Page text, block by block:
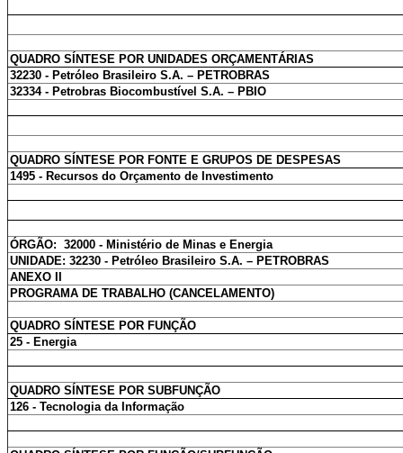
QUADRO SÍNTESE POR UNIDADES ORÇAMENTÁRIAS
32230 - Petróleo Brasileiro S.A. – PETROBRAS
32334 - Petrobras Biocombustível S.A. – PBIO
QUADRO SÍNTESE POR FONTE E GRUPOS DE DESPESAS
1495 - Recursos do Orçamento de Investimento
ÓRGÃO: 32000 - Ministério de Minas e Energia
UNIDADE: 32230 - Petróleo Brasileiro S.A. – PETROBRAS
ANEXO II
PROGRAMA DE TRABALHO (CANCELAMENTO)
QUADRO SÍNTESE POR FUNÇÃO
25 - Energia
QUADRO SÍNTESE POR SUBFUNÇÃO
126 - Tecnologia da Informação